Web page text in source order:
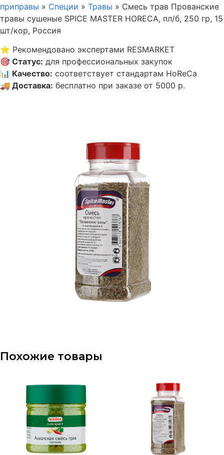
приправы » Специи » Травы » Смесь трав Прованские
травы сушеные SPICE MASTER HORECA, пл/б, 250 гр, 15
шт/кор, Россия
⭐ Рекомендовано экспертами RESMARKET
🎯 Статус: для профессиональных закупок
📊 Качество: соответствует стандартам HoReCa
🚚 Доставка: бесплатно при заказе от 5000 р.
Похожие товары